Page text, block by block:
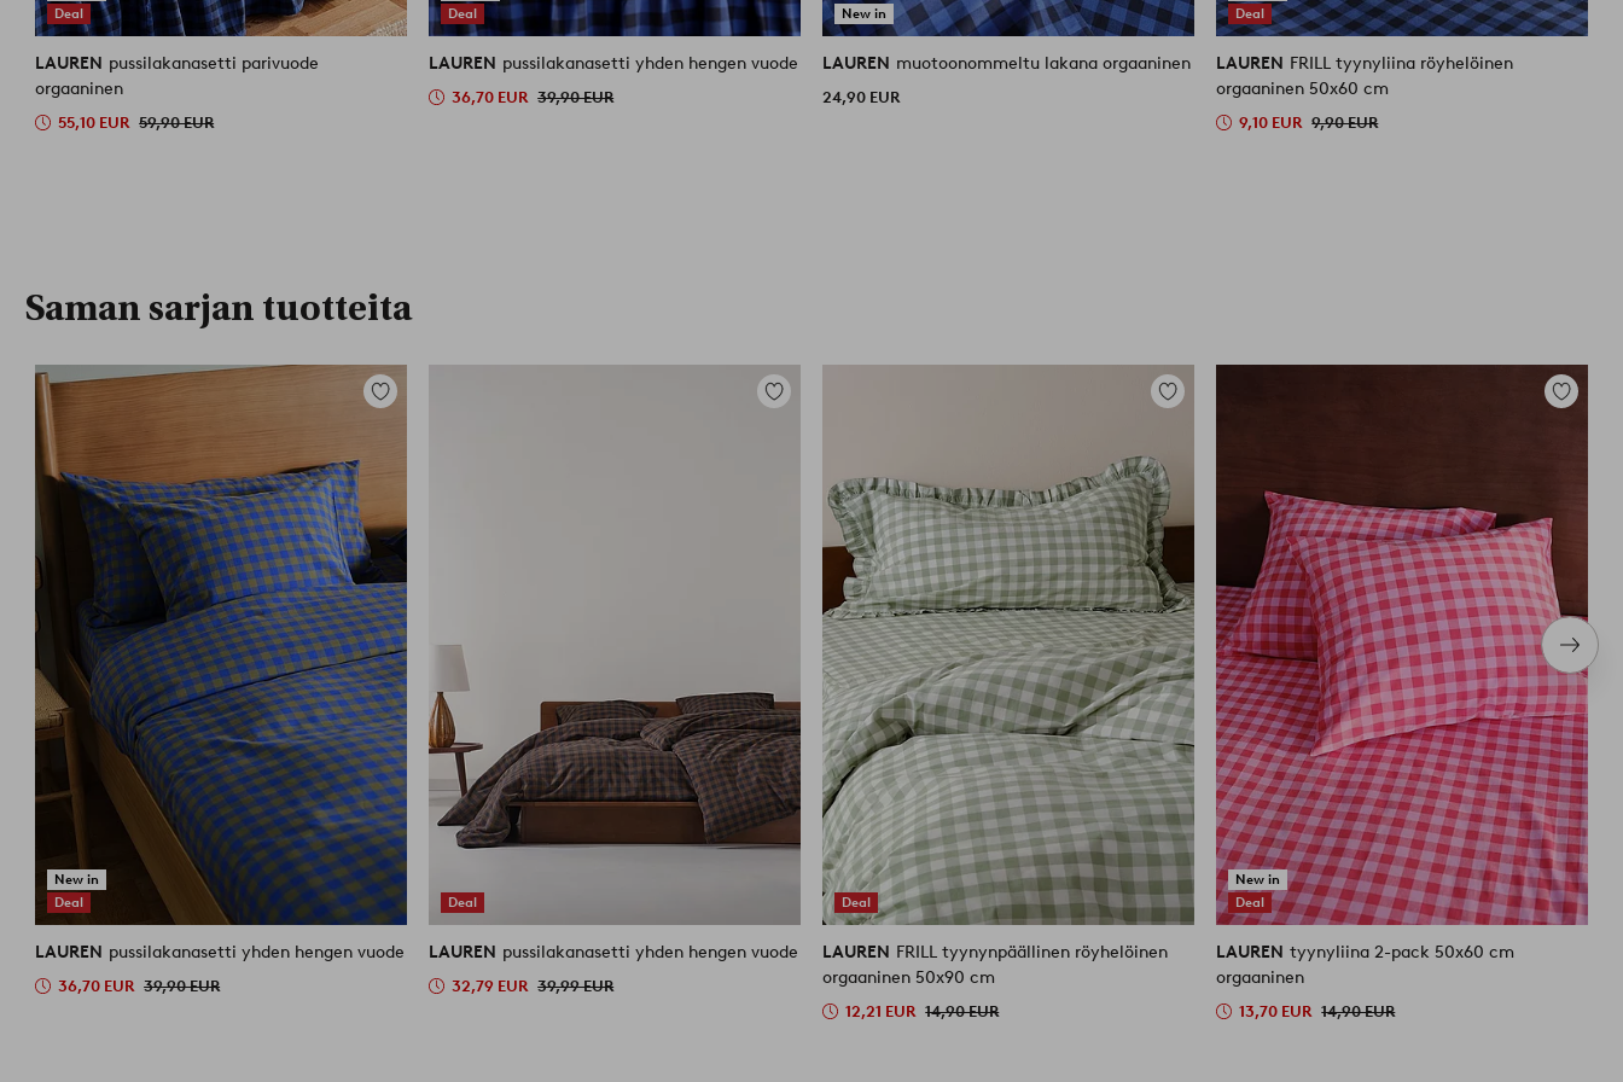
Deal
LAUREN pussilakanasetti parivuode
orgaaninen
55,10 EUR 59,90 EUR
Deal
LAUREN pussilakanasetti yhden hengen vuode
36,70 EUR 39,90 EUR
New in
LAUREN muotoonommeltu lakana orgaaninen
24,90 EUR
Deal
LAUREN FRILL tyynyliina röyhelöinen
orgaaninen 50x60 cm
9,10 EUR 9,90 EUR
Saman sarjan tuotteita
New in
Deal
Lisää
LAUREN pussilakanasetti yhden hengen vuode
36,70 EUR 39,90 EUR
Deal
Lisää
LAUREN pussilakanasetti yhden hengen vuode
32,79 EUR 39,99 EUR
Deal
Lisää
LAUREN FRILL tyynynpäällinen röyhelöinen
orgaaninen 50x90 cm
12,21 EUR 14,90 EUR
New in
Deal
Lisää
LAUREN tyynyliina 2-pack 50x60 cm
orgaaninen
13,70 EUR 14,90 EUR
tuote